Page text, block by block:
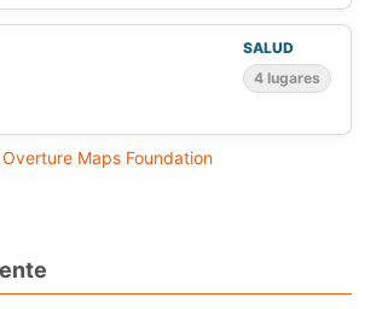
SALUD
4 lugares
Overture Maps Foundation